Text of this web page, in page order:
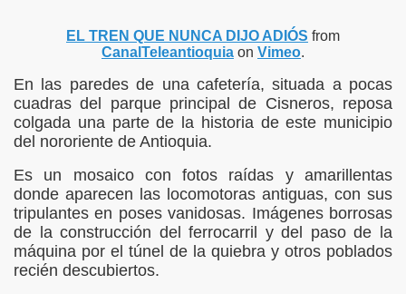
EL TREN QUE NUNCA DIJO ADIÓS from
CanalTeleantioquia on Vimeo.
En las paredes de una cafetería, situada a pocas
cuadras del parque principal de Cisneros, reposa
colgada una parte de la historia de este municipio
del nororiente de Antioquia.
Es un mosaico con fotos raídas y amarillentas
donde aparecen las locomotoras antiguas, con sus
tripulantes en poses vanidosas. Imágenes borrosas
de la construcción del ferrocarril y del paso de la
máquina por el túnel de la quiebra y otros poblados
recién descubiertos.